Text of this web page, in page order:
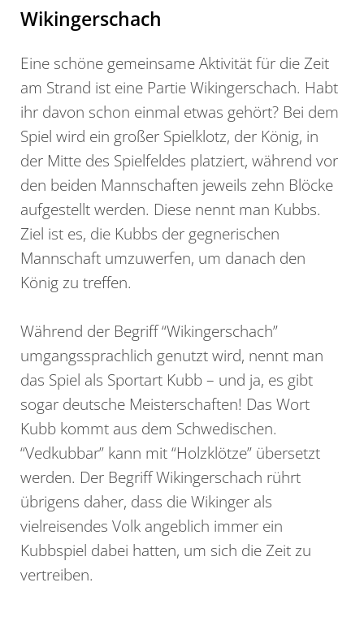
Wikingerschach
Eine schöne gemeinsame Aktivität für die Zeit
am Strand ist eine Partie Wikingerschach. Habt
ihr davon schon einmal etwas gehört? Bei dem
Spiel wird ein großer Spielklotz, der König, in
der Mitte des Spielfeldes platziert, während vor
den beiden Mannschaften jeweils zehn Blöcke
aufgestellt werden. Diese nennt man Kubbs.
Ziel ist es, die Kubbs der gegnerischen
Mannschaft umzuwerfen, um danach den
König zu treffen.
Während der Begriff “Wikingerschach”
umgangssprachlich genutzt wird, nennt man
das Spiel als Sportart Kubb – und ja, es gibt
sogar deutsche Meisterschaften! Das Wort
Kubb kommt aus dem Schwedischen.
“Vedkubbar” kann mit “Holzklötze” übersetzt
werden. Der Begriff Wikingerschach rührt
übrigens daher, dass die Wikinger als
vielreisendes Volk angeblich immer ein
Kubbspiel dabei hatten, um sich die Zeit zu
vertreiben.